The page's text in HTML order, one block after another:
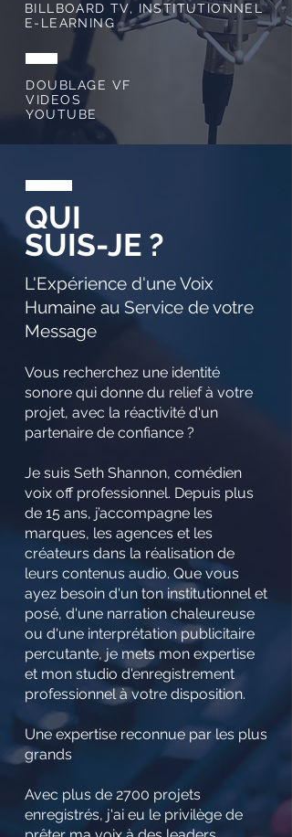
BILLBOARD TV, INSTITUTIONNEL
E-LEARNING
DOUBLAGE VF
VIDEOS
YOUTUBE
QUI
SUIS-JE ?
L'Expérience d'une Voix
Humaine au Service de votre
Message
Vous recherchez une identité
sonore qui donne du relief à votre
projet, avec la réactivité d'un
partenaire de confiance ?
Je suis Seth Shannon, comédien
voix off professionnel. Depuis plus
de 15 ans, j’accompagne les
marques, les agences et les
créateurs dans la réalisation de
leurs contenus audio. Que vous
ayez besoin d'un ton institutionnel et
posé, d'une narration chaleureuse
ou d'une interprétation publicitaire
percutante, je mets mon expertise
et mon studio d'enregistrement
professionnel à votre disposition.
Une expertise reconnue par les plus
grands
Avec plus de 2700 projets
enregistrés, j'ai eu le privilège de